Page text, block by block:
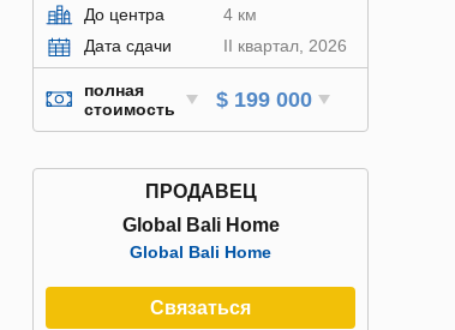
До центра
4 км
Дата сдачи
II квартал, 2026
полная
стоимость
$ 199 000
ПРОДАВЕЦ
Global Bali Home
Global Bali Home
Связаться